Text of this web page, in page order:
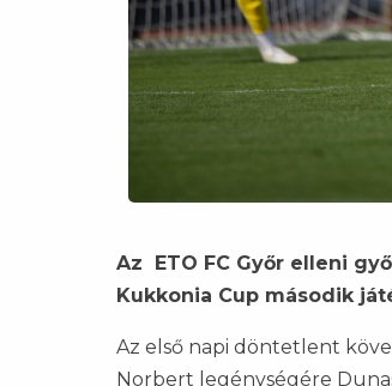
Az ETO FC Győr elleni
Kukkonia Cup második
Az első napi döntetlent
Norbert legénységére